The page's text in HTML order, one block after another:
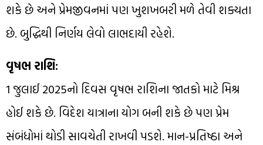
શકે છે અને પ્રેમજીવનમાં પણ ખુશખબરી મળે તેવી શક્યતા
છે. બુદ્ધિથી નિર્ણય લેવો લાભદાયી રહેશે.
વૃષભ રાશિ:
1 જુલાઈ 2025નો દિવસ વૃષભ રાશિના જાતકો માટે મિશ્ર
હોઈ શકે છે. વિદેશ યાત્રાના યોગ બની શકે છે પણ પ્રેમ
સંબંધોમાં થોડી સાવચેતી રાખવી પડશે. માન-પ્રતિષ્ઠા અને